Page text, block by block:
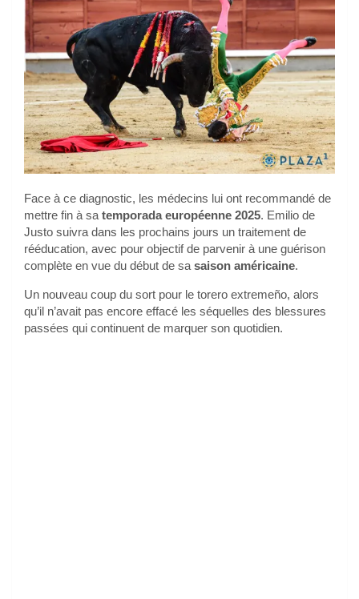
Face à ce diagnostic, les médecins lui ont recommandé de
mettre fin à sa temporada européenne 2025. Emilio de
Justo suivra dans les prochains jours un traitement de
rééducation, avec pour objectif de parvenir à une guérison
complète en vue du début de sa saison américaine.
Un nouveau coup du sort pour le torero extremeño, alors
qu’il n’avait pas encore effacé les séquelles des blessures
passées qui continuent de marquer son quotidien.